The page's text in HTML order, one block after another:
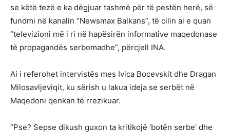
se këtë tezë e ka dëgjuar tashmë për të pestën herë, së
fundmi në kanalin “Newsmax Balkans”, të cilin ai e quan
“televizioni më i ri në hapësirën informative maqedonase
të propagandës serbomadhe”, përcjell INA.
Ai i referohet intervistës mes Ivica Bocevskit dhe Dragan
Milosavljeviqit, ku sërish u lakua ideja se serbët në
Maqedoni qenkan të rrezikuar.
“Pse? Sepse dikush guxon ta kritikojë ‘botën serbe’ dhe